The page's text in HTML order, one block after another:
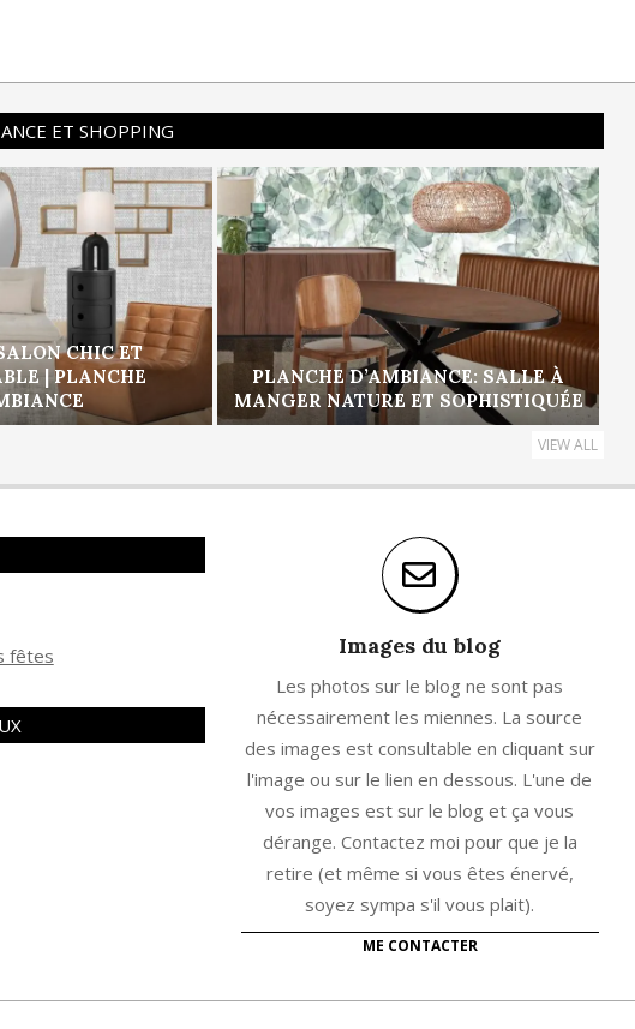
ET SHOPPING
CHIC ET
| PLANCHE
PLANCHE D’AMBIANCE: SALLE À
MANGER NATURE ET SOPHISTIQUÉE
VIEW ALL
fêtes Images du blog
Les photos sur le blog ne sont pas
nécessairement les miennes. La source
des images est consultable en cliquant sur
l'image ou sur le lien en dessous. L'une de
vos images est sur le blog et ça vous
dérange. Contactez moi pour que je la
retire (et même si vous êtes énervé,
soyez sympa s'il vous plait).
ME CONTACTER